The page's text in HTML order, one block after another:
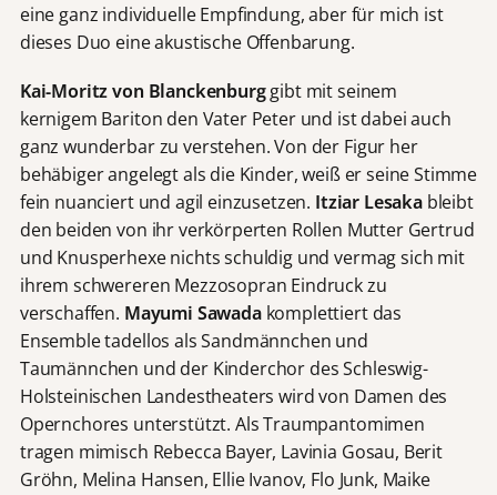
eine ganz individuelle Empfindung, aber für mich ist
dieses Duo eine akustische Offenbarung.
Kai-Moritz von Blanckenburggibt mit seinem
kernigem Bariton den Vater Peter und ist dabei auch
ganz wunderbar zu verstehen. Von der Figur her
behäbiger angelegt als die Kinder, weiß er seine Stimme
fein nuanciert und agil einzusetzen. Itziar Lesakableibt
den beiden von ihr verkörperten Rollen Mutter Gertrud
und Knusperhexe nichts schuldig und vermag sich mit
ihrem schwereren Mezzosopran Eindruck zu
verschaffen. Mayumi Sawadakomplettiert das
Ensemble tadellos als Sandmännchen und
Taumännchen und der Kinderchor des Schleswig-
Holsteinischen Landestheaters wird von Damen des
Opernchores unterstützt. Als Traumpantomimen
tragen mimisch Rebecca Bayer, Lavinia Gosau, Berit
Gröhn, Melina Hansen, Ellie Ivanov, Flo Junk, Maike